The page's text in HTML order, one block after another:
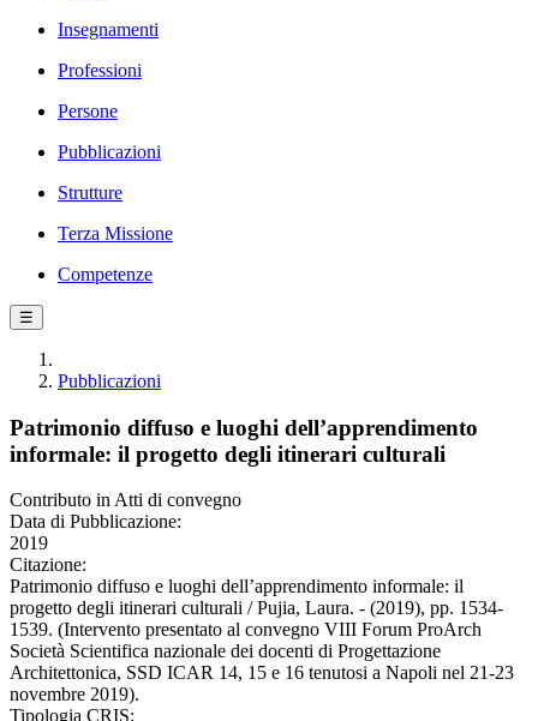
Insegnamenti
Professioni
Persone
Pubblicazioni
Strutture
Terza Missione
Competenze
☰
Pubblicazioni
Patrimonio diffuso e luoghi dell’apprendimento
informale: il progetto degli itinerari culturali
Contributo in Atti di convegno
Data di Pubblicazione:
2019
Citazione:
Patrimonio diffuso e luoghi dell’apprendimento informale: il
progetto degli itinerari culturali / Pujia, Laura. - (2019), pp. 1534-
1539. (Intervento presentato al convegno VIII Forum ProArch
Società Scientifica nazionale dei docenti di Progettazione
Architettonica, SSD ICAR 14, 15 e 16 tenutosi a Napoli nel 21-23
novembre 2019).
Tipologia CRIS: